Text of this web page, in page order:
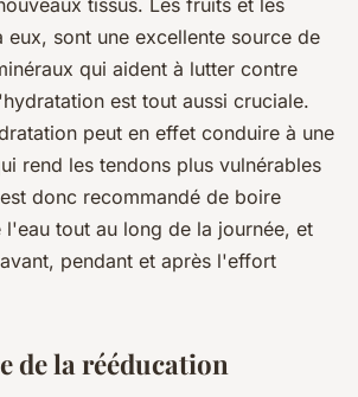
eux, sont une excellente source de
qui aident à lutter contre
est tout aussi cruciale.
peut en effet conduire à une
rend les tendons plus vulnérables
donc recommandé de boire
l'eau tout au long de la journée, et
pendant et après l'effort
de la rééducation